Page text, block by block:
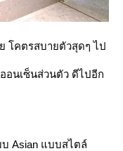
โคตรสบายตัวสุดๆ ไป
นเซ็นส่วนตัว ดีไปอีก
Asian แบบสไตล์